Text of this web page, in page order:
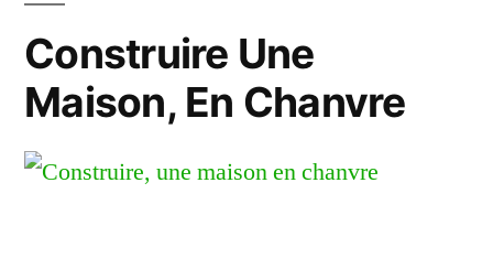
Construire Une
Maison, En Chanvre